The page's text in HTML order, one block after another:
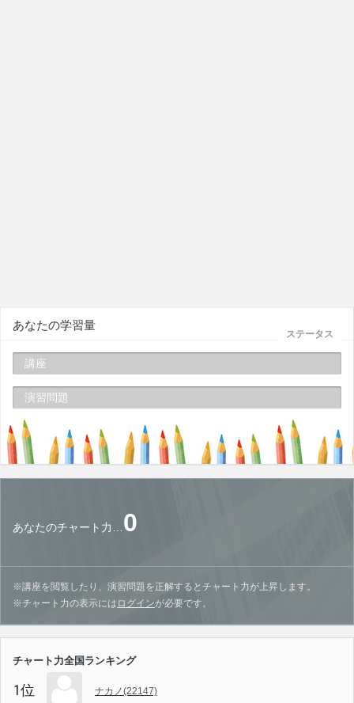
ステータス
あなたの学習量
講座
演習問題
あなたのチャート力… 0
※講座を閲覧したり、演習問題を正解するとチャート力が上昇します。
※チャート力の表示には ログインが必要です。
チャート力全国ランキング
1位 ナカノ(22147)